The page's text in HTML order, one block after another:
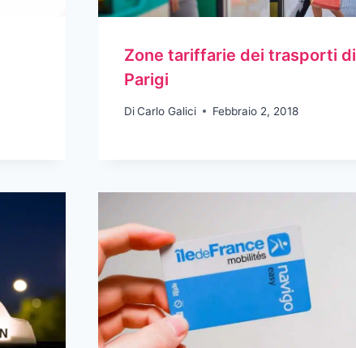
Zone tariffarie dei trasporti di
Parigi
DiCarlo Galici Febbraio 2, 2018